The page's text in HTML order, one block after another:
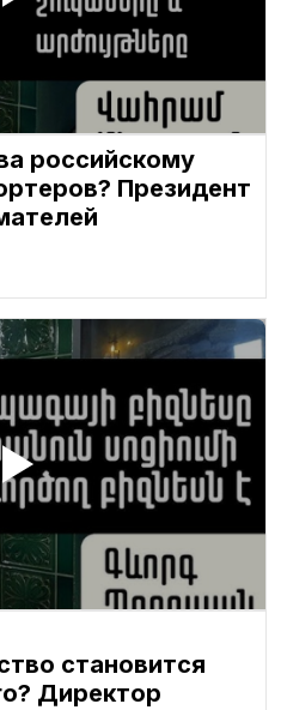
российскому
Президент
становится
Директор